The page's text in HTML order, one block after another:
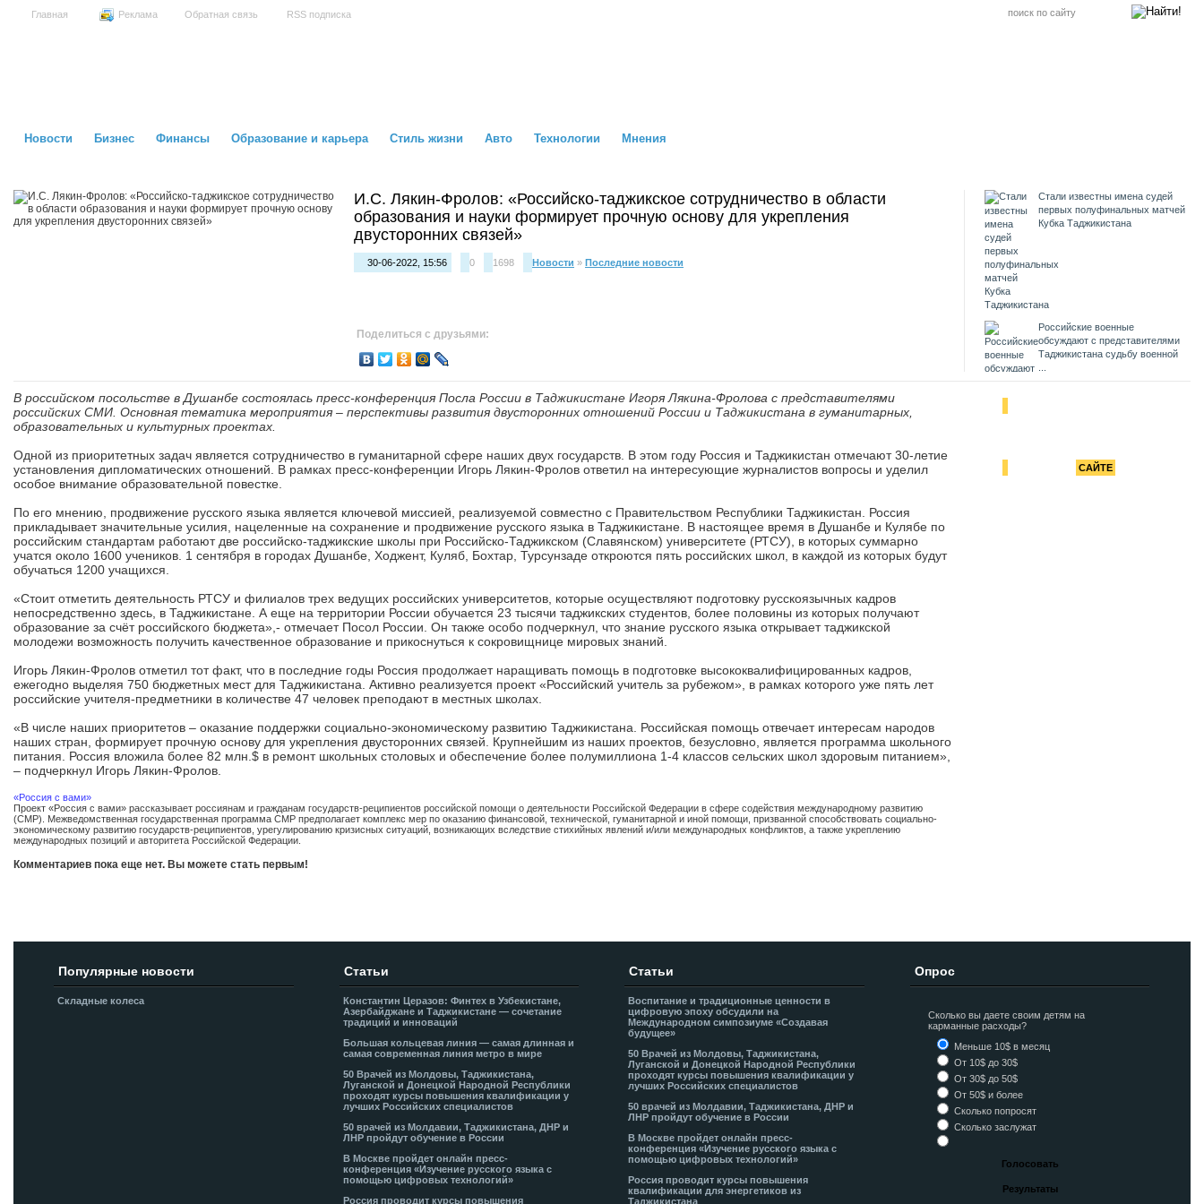
Главная Реклама Обратная связь RSS подписка
Новости Бизнес Финансы Образование и карьера Стиль жизни Авто Технологии Мнения
И.С. Лякин-Фролов: «Российско-таджикское сотрудничество в области
образования и науки формирует прочную основу для укрепления
двусторонних связей»
30-06-2022, 15:56 0 1698 Новости » Последние новости
Поделиться с друзьями:
Стали известны имена судей
первых полуфинальных матчей
Кубка Таджикистана
Российские военные
обсуждают с представителями
Таджикистана судьбу военной
США помогут улучшить
В российском посольстве в Душанбе состоялась пресс-конференция Посла России в Таджикистане Игоря Лякина-Фролова с представителями
российских СМИ. Основная тематика мероприятия – перспективы развития двусторонних отношений России и Таджикистана в гуманитарных,
образовательных и культурных проектах.
Одной из приоритетных задач является сотрудничество в гуманитарной сфере наших двух государств. В этом году Россия и Таджикистан отмечают 30-летие
установления дипломатических отношений. В рамках пресс-конференции Игорь Лякин-Фролов ответил на интересующие журналистов вопросы и уделил
особое внимание образовательной повестке.
По его мнению, продвижение русского языка является ключевой миссией, реализуемой совместно с Правительством Республики Таджикистан. Россия
прикладывает значительные усилия, нацеленные на сохранение и продвижение русского языка в Таджикистане. В настоящее время в Душанбе и Кулябе по
российским стандартам работают две российско-таджикские школы при Российско-Таджикском (Славянском) университете (РТСУ), в которых суммарно
учатся около 1600 учеников. 1 сентября в городах Душанбе, Ходжент, Куляб, Бохтар, Турсунзаде откроются пять российских школ, в каждой из которых будут
обучаться 1200 учащихся.
«Стоит отметить деятельность РТСУ и филиалов трех ведущих российских университетов, которые осуществляют подготовку русскоязычных кадров
непосредственно здесь, в Таджикистане. А еще на территории России обучается 23 тысячи таджикских студентов, более половины из которых получают
образование за счёт российского бюджета»,- отмечает Посол России. Он также особо подчеркнул, что знание русского языка открывает таджикской
молодежи возможность получить качественное образование и прикоснуться к сокровищнице мировых знаний.
Игорь Лякин-Фролов отметил тот факт, что в последние годы Россия продолжает наращивать помощь в подготовке высококвалифицированных кадров,
ежегодно выделяя 750 бюджетных мест для Таджикистана. Активно реализуется проект «Российский учитель за рубежом», в рамках которого уже пять лет
российские учителя-предметники в количестве 47 человек преподают в местных школах.
«В числе наших приоритетов – оказание поддержки социально-экономическому развитию Таджикистана. Российская помощь отвечает интересам народов
наших стран, формирует прочную основу для укрепления двусторонних связей. Крупнейшим из наших проектов, безусловно, является программа школьного
питания. Россия вложила более 82 млн.$ в ремонт школьных столовых и обеспечение более полумиллиона 1-4 классов сельских школ здоровым питанием»,
– подчеркнул Игорь Лякин-Фролов.
«Россия с вами»
Проект «Россия с вами» рассказывает россиянам и гражданам государств-реципиентов российской помощи о деятельности Российской Федерации в сфере содействия международному развитию
(СМР). Межведомственная государственная программа СМР предполагает комплекс мер по оказанию финансовой, технической, гуманитарной и иной помощи, призванной способствовать социально-
экономическому развитию государств-реципиентов, урегулированию кризисных ситуаций, возникающих вследствие стихийных явлений и/или международных конфликтов, а также укреплению
международных позиций и авторитета Российской Федерации.
Комментариев пока еще нет. Вы можете стать первым!
САЙТЕ
Популярные новости
Складные колеса
Статьи
Константин Церазов: Финтех в Узбекистане,
Азербайджане и Таджикистане — сочетание
традиций и инноваций
Большая кольцевая линия — самая длинная и
самая современная линия метро в мире
50 Врачей из Молдовы, Таджикистана,
Луганской и Донецкой Народной Республики
проходят курсы повышения квалификации у
лучших Российских специалистов
50 врачей из Молдавии, Таджикистана, ДНР и
ЛНР пройдут обучение в России
В Москве пройдет онлайн пресс-
конференция «Изучение русского языка с
помощью цифровых технологий»
Россия проводит курсы повышения
Статьи
Воспитание и традиционные ценности в
цифровую эпоху обсудили на
Международном симпозиуме «Создавая
будущее»
50 Врачей из Молдовы, Таджикистана,
Луганской и Донецкой Народной Республики
проходят курсы повышения квалификации у
лучших Российских специалистов
50 врачей из Молдавии, Таджикистана, ДНР и
ЛНР пройдут обучение в России
В Москве пройдет онлайн пресс-
конференция «Изучение русского языка с
помощью цифровых технологий»
Россия проводит курсы повышения
квалификации для энергетиков из
Таджикистана
Опрос
Сколько вы даете своим детям на
карманные расходы?
Меньше 10$ в месяц
От 10$ до 30$
От 30$ до 50$
От 50$ и более
Сколько попросят
Сколько заслужат